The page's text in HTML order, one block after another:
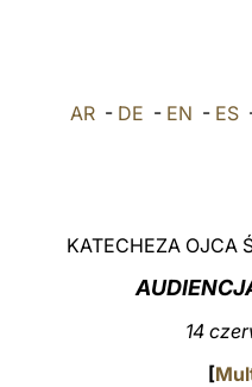
AR- DE - EN - ES
KATECHEZA OJCA
14
[